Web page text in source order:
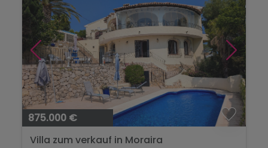
875.000 €
Villa zum verkauf in Moraira